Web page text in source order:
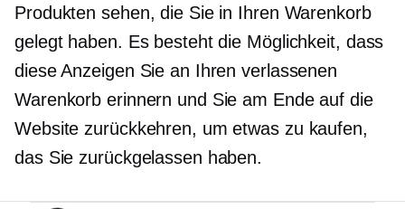
Produkten sehen, die Sie in Ihren Warenkorb
gelegt haben. Es besteht die Möglichkeit, dass
diese Anzeigen Sie an Ihren verlassenen
Warenkorb erinnern und Sie am Ende auf die
Website zurückkehren, um etwas zu kaufen,
das Sie zurückgelassen haben.